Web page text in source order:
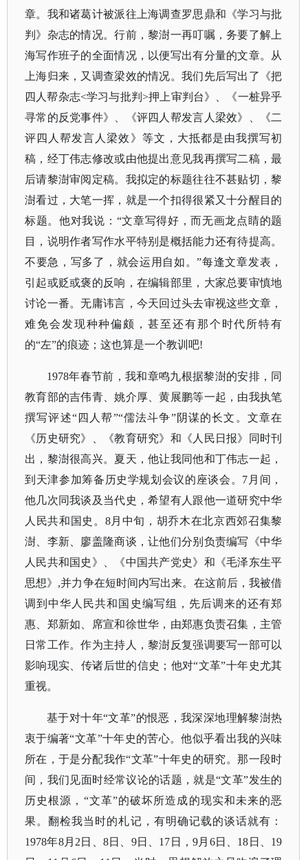
章。我和诸葛计被派往上海调查罗思鼎和《学习与批
判》杂志的情况。行前，黎澍一再叮嘱，务要了解上
海写作班子的全面情况，以便写出有分量的文章。从
上海归来，又调查梁效的情况。我们先后写出了《把
四人帮杂志<学习与批判>押上审判台》、《一桩异乎
寻常的反党事件》、《评四人帮发言人梁效》、《二
评四人帮发言人梁效》等文，大抵都是由我撰写初
稿，经丁伟志修改或由他提出意见我再撰写二稿，最
后请黎澍审阅定稿。我拟定的标题往往不甚贴切，黎
澍看过，大笔一挥，就是一个扣得很紧又十分醒目的
标题。他对我说：“文章写得好，而无画龙点睛的题
目，说明作者写作水平特别是概括能力还有待提高。
不要急，写多了，就会运用自如。”每逢文章发表，
引起或贬或褒的反响，在编辑部里，大家总要审慎地
讨论一番。无庸讳言，今天回过头去审视这些文章，
难免会发现种种偏颇，甚至还有那个时代所特有
的“左”的痕迹；这也算是一个教训吧!
1978年春节前，我和章鸣九根据黎澍的安排，同
教育部的吉伟青、姚介厚、黄展鹏等一起，由我执笔
撰写评述“四人帮”“儒法斗争”阴谋的长文。文章在
《历史研究》、《教育研究》和《人民日报》同时刊
出，黎澍很高兴。夏天，他让我同他和丁伟志一起，
到天津参加筹备历史学规划会议的座谈会。7月间，
他几次同我谈及当代史，希望有人跟他一道研究中华
人民共和国史。8月中旬，胡乔木在北京西郊召集黎
澍、李新、廖盖隆商谈，让他们分别负责编写《中华
人民共和国史》、《中国共产党史》和《毛泽东生平
思想》,并力争在短时间内写出来。在这前后，我被借
调到中华人民共和国史编写组，先后调来的还有郑
惠、郑新如、席宣和徐世华，由郑惠负责召集，主管
日常工作。作为主持人，黎澍反复强调要写一部可以
影响现实、传诸后世的信史；他对“文革”十年史尤其
重视。
基于对十年“文革”的恨恶，我深深地理解黎澍热
衷于编著“文革”十年史的苦心。他似乎看出我的兴味
所在，于是分配我作“文革”十年史的研究。那一段时
间，我们见面时经常议论的话题，就是“文革”发生的
历史根源，“文革”的破坏所造成的现实和未来的恶
果。翻检我当时的札记，有明确记载的谈话就有：
1978年8月2日、8日、9日、17日，9月6日、18日、19